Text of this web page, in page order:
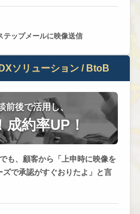
テップメールに映像送信
ソリューション / BtoB
前後で活用し、
約率UP！
も、顧客から「上申時に映像を
で承認がすぐおりたよ」と言